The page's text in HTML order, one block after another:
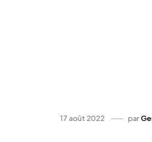
17 août 2022 par